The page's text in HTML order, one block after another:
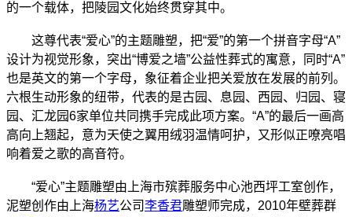
的一个载体，把陵园文化始终贯穿其中。
这尊代表“爱心”的主题雕塑，把“爱”的第一个拼音字母“A”
设计为视觉形象，突出“博爱之墙”公益性葬式的寓意，同时“A”
也是英文的第一个字母，象征着企业把关爱放在发展的前列。
六根生动形象的纽带，代表的是古园、息园、西园、归园、寝
园、汇龙园6家单位共同携手完成此项方案。“A”的最后一画高
高向上翘起，意为天使之翼用绒羽温情呵护，又形似正嘹亮唱
响着爱之歌的高音符。
“爱心”主题雕塑由上海市殡葬服务中心池西坪工室创作，
泥塑创作由上海杨艺公司李香君雕塑师完成， 2010年壁葬群